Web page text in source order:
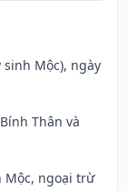
sinh Mộc), ngày
Thân và
Mộc, ngoại trừ